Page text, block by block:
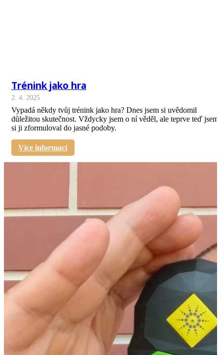
Trénink jako hra
2. 4. 2025
Vypadá někdy tvůj trénink jako hra? Dnes jsem si uvědomil
důležitou skutečnost. Vždycky jsem o ní věděl, ale teprve teď jsem
si ji zformuloval do jasné podoby.
Více informací